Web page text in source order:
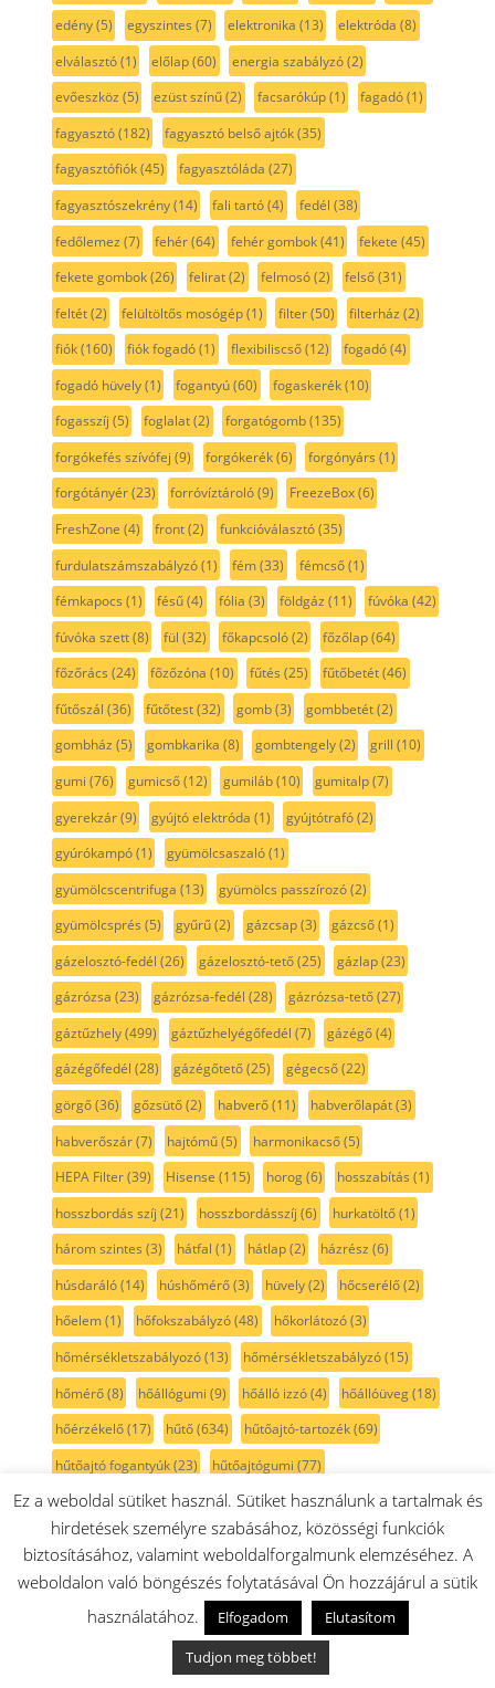
edény(5) egyszintes (7) elektronika (13) elektróda (8)
elválasztó(1) előlap(60) energia szabályzó(2)
evőeszköz (5) ezüst színű(2) facsarókúp(1) fagadó(1)
fagyasztó(182) fagyasztó belső ajtók(35)
fagyasztófiók(45) fagyasztóláda (27)
fagyasztószekrény(14) fali tartó(4) fedél (38)
fedőlemez (7) fehér(64) fehér gombok(41) fekete (45)
fekete gombok(26) felirat(2) felmosó(2) felső(31)
feltét(2) felültöltős mosógép(1) filter(50) filterház (2)
fiók(160) fiók fogadó(1) flexibiliscső(12) fogadó(4)
fogadó hüvely(1) fogantyú(60) fogaskerék(10)
fogasszíj (5) foglalat(2) forgatógomb(135)
forgókefés szívófej (9) forgókerék(6) forgónyárs (1)
forgótányér(23) forróvíztároló(9) FreezeBox(6)
FreshZone (4) front(2) funkcióválasztó(35)
furdulatszámszabályzó(1) fém(33) fémcső(1)
fémkapocs (1) fésű(4) fólia (3) földgáz (11) fúvóka (42)
fúvóka szett(8) fül (32) főkapcsoló(2) főzőlap(64)
főzőrács (24) főzőzóna (10) fűtés (25) fűtőbetét(46)
fűtőszál (36) fűtőtest(32) gomb(3) gombbetét(2)
gombház (5) gombkarika (8) gombtengely(2) grill (10)
gumi (76) gumicső(12) gumiláb(10) gumitalp(7)
gyerekzár(9) gyújtó elektróda (1) gyújtótrafó(2)
gyúrókampó(1) gyümölcsaszaló(1)
gyümölcscentrifuga (13) gyümölcs passzírozó(2)
gyümölcsprés (5) gyűrű(2) gázcsap(3) gázcső(1)
gázelosztó-fedél (26) gázelosztó-tető(25) gázlap(23)
gázrózsa (23) gázrózsa-fedél (28) gázrózsa-tető(27)
gáztűzhely(499) gáztűzhelyégőfedél (7) gázégő(4)
gázégőfedél (28) gázégőtető(25) gégecső(22)
görgő(36) gőzsütő(2) habverő(11) habverőlapát(3)
habverőszár(7) hajtómű(5) harmonikacső(5)
HEPA Filter(39) Hisense (115) horog(6) hosszabítás (1)
hosszbordás szíj (21) hosszbordásszíj (6) hurkatöltő(1)
három szintes (3) hátfal (1) hátlap(2) házrész (6)
húsdaráló(14) húshőmérő(3) hüvely(2) hőcserélő(2)
hőelem(1) hőfokszabályzó(48) hőkorlátozó(3)
hőmérsékletszabályozó(13) hőmérsékletszabályzó(15)
hőmérő(8) hőállógumi (9) hőálló izzó(4) hőállóüveg(18)
hőérzékelő(17) hűtő(634) hűtőajtó-tartozék(69)
hűtőajtó fogantyúk(23) hűtőajtógumi (77)
hűtőajtógumik(46) hűtőajtópolc(66) hűtőajtótömítés(76)
hűtő hőmérő(2) hűtőszekrény(345) hűtő üvegpolcok (85)
idegentest csapda
(4) idom (1) illatrúd (2) indító
(1)
(56) inox gombok (42) ionizáló kapcsoló (1)
italtartó(85) italtartópolcok
jobb oldali(10) jégkockatartó
Ez a weboldal sütiket használ. Sütiket használunk a tartalmak és
hirdetések személyre szabásához, közösségi funkciók
biztosításához, valamint weboldalforgalmunk elemzéséhez. A
weboldalon való böngészés folytatásával Ön hozzájárul a sütik
használatához.
Elfogadom
Elutasítom
Tudjon meg többet!